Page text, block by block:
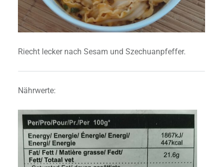
Riecht lecker nach Sesam und Szechuanpfeffer.
Nährwerte: